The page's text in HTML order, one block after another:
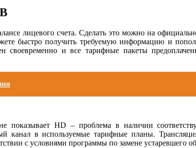
лицевого счета. Сделать это можно на
быстро получить требуемую информацию и
своевременно и все тарифные пакеты
показывает HD – проблема в наличии
канал в используемые тарифные планы.
с условиями программы по замене устаревшего